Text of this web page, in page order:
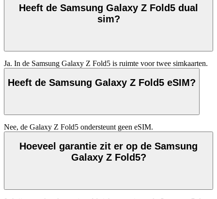
Heeft de Samsung Galaxy Z Fold5 dual
sim?
Ja. In de Samsung Galaxy Z Fold5 is ruimte voor twee simkaarten.
Heeft de Samsung Galaxy Z Fold5 eSIM?
Nee, de Galaxy Z Fold5 ondersteunt geen eSIM.
Hoeveel garantie zit er op de Samsung
Galaxy Z Fold5?